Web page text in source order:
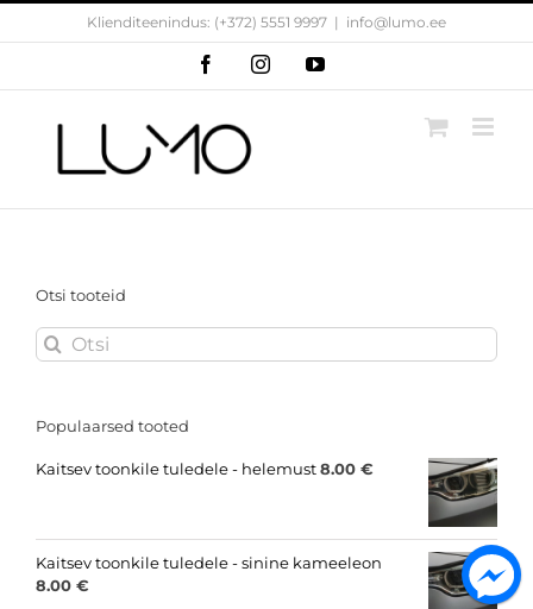
Skip
Klienditeenindus: (+372) 5551 9997 | info@lumo.ee
FacebookInstagramYouTube
Otsi tooteid
Search
for:
Populaarsed tooted
Kaitsev toonkile tuledele - helemust8.00 €
Kaitsev toonkile tuledele - sinine kameeleon
8.00 €